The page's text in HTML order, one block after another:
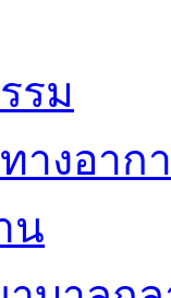
รม
างอาก
น